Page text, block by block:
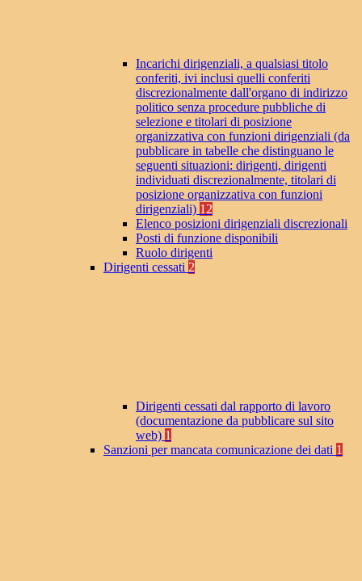
Incarichi dirigenziali, a qualsiasi titolo
conferiti, ivi inclusi quelli conferiti
discrezionalmente dall'organo di indirizzo
politico senza procedure pubbliche di
selezione e titolari di posizione
organizzativa con funzioni dirigenziali (da
pubblicare in tabelle che distinguano le
seguenti situazioni: dirigenti, dirigenti
individuati discrezionalmente, titolari di
posizione organizzativa con funzioni
dirigenziali) 12
Elenco posizioni dirigenziali discrezionali
Posti di funzione disponibili
Ruolo dirigenti
Dirigenti cessati 2
Dirigenti cessati dal rapporto di lavoro
(documentazione da pubblicare sul sito
web) 1
Sanzioni per mancata comunicazione dei dati 1